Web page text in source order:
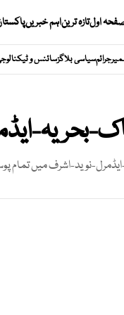
اولتازہ تریناہم خبریں
جرائمسیاسی بلاگزسائنس و
بحریہ-
نوید-اشرفمیں تمام